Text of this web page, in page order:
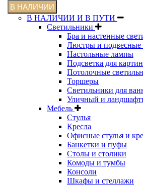
В НАЛИЧИИ
В НАЛИЧИИ И В ПУТИ
Светильники
Бра и настенные
Люстры и подвесные
Настольные лампы
Подсветка для картин
Потолочные
Торшеры
Светильники для
Уличный и
Мебель
Стулья
Кресла
Офисные стулья и
Банкетки и пуфы
Столы и столики
Комоды и тумбы
Консоли
Шкафы и стеллажи